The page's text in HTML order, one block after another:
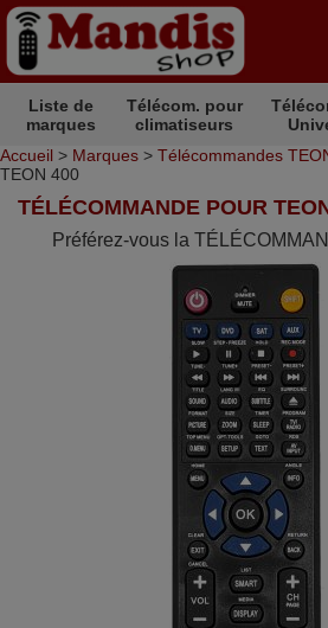
Liste de
marques
Télécom. pour
climatiseurs
Accueil > Marques > Télécommandes
TEON 400
TÉLÉCOMMANDE POUR
Préférez-vous la